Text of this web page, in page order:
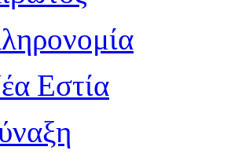
Εστία